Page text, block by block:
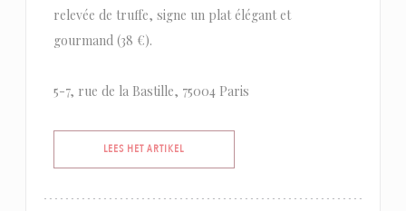
relevée de truffe, signe un plat élégant et
gourmand (38 €).
5-7, rue de la Bastille, 75004 Paris
LEES HET ARTIKEL((OPENT IN EEN NIEUW VENSTER))